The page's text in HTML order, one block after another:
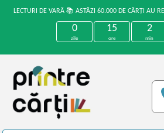
LECTURI DE VARĂ 📚 ASTĂZI 60.000 DE CĂRȚI AU
0
zile
15
ore
2
min